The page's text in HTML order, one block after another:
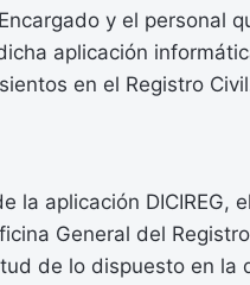
y el personal
aplicación
en el Registro
aplicación DICIREG,
General del
de lo dispuesto en la